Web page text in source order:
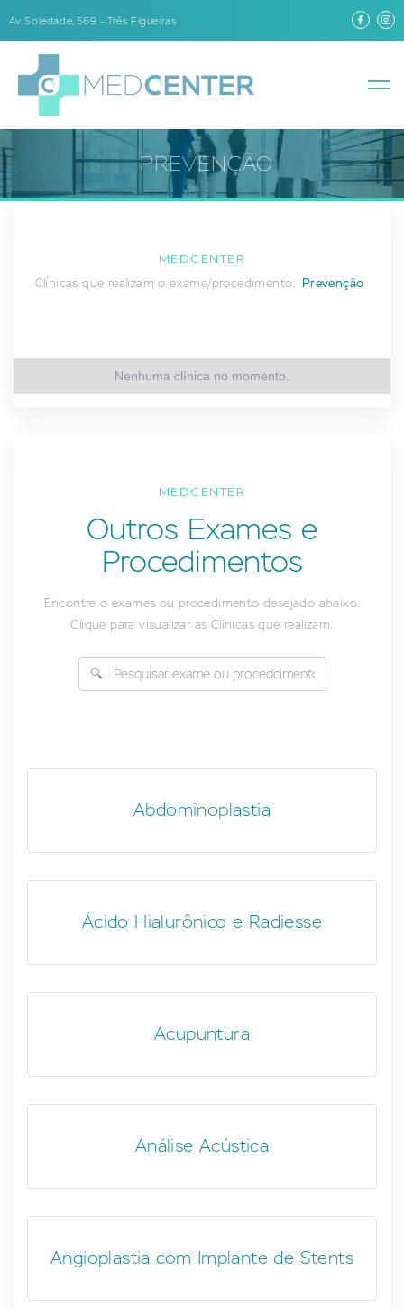
Av. Soledade, 569 – Três Figueiras
PREVENÇÃO
MEDCENTER
Clínicas que realizam o exame/procedimento: Prevenção
Nenhuma clínica no momento.
MEDCENTER
Outros Exames e
Procedimentos
Encontre o exames ou procedimento desejado abaixo.
Clique para visualizar as Clínicas que realizam.
Abdominoplastia
Ácido Hialurônico e Radiesse
Acupuntura
Análise Acústica
Angioplastia com Implante de Stents